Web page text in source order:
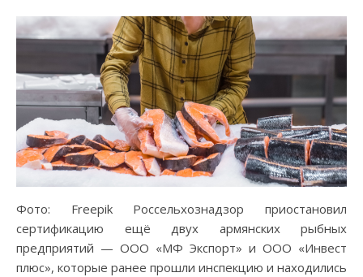
Фото: Freepik Россельхознадзор приостановил
сертификацию ещё двух армянских рыбных
предприятий — ООО «МФ Экспорт» и ООО «Инвест
плюс», которые ранее прошли инспекцию и находились